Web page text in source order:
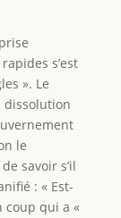
s’est
». Le
dissolution
le
savoir s’il
: « Est-
coup qui a «